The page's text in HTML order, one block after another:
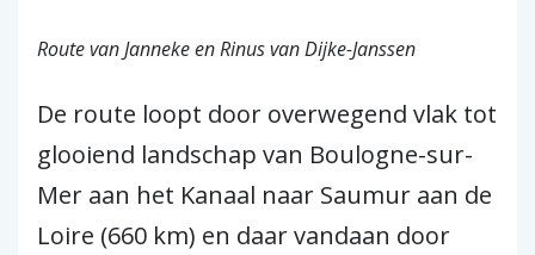
Route van Janneke en Rinus van Dijke-Janssen
De route loopt door overwegend vlak tot
glooiend landschap van Boulogne-sur-
Mer aan het Kanaal naar Saumur aan de
Loire (660 km) en daar vandaan door